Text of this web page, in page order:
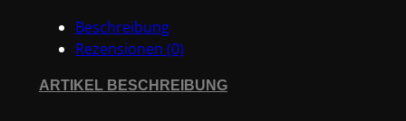
94231
Menge
Beschreibung
Rezensionen (0)
ARTIKEL BESCHREIBUNG